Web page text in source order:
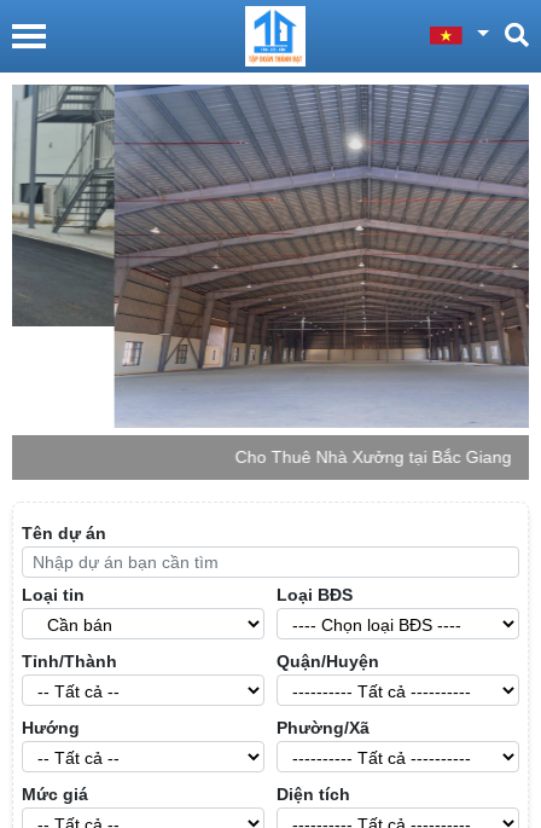
Cho Thuê Nhà Xưởng tại Bắc Giang
Tên dự án
Loại tin Loại BĐS
Tỉnh/Thành Quận/Huyện
Hướng Phường/Xã
Mức giá Diện tích